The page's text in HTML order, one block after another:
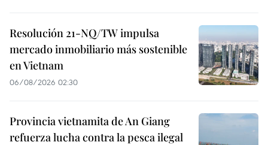
Resolución 21-NQ/TW impulsa
mercado inmobiliario más sostenible
en Vietnam
06/08/2026 02:30
Provincia vietnamita de An Giang
refuerza lucha contra la pesca ilegal